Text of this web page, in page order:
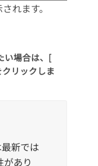
れます。
い場合は、[
リックしま
新では
があり